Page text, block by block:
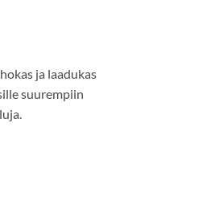
ja laadukas
suurempiin